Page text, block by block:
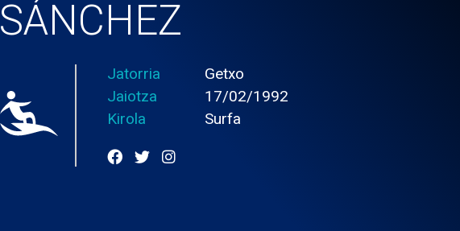
SÁNCHEZ
Jatorria
Getxo
Jaiotza
17/02/1992
Kirola
Surfa